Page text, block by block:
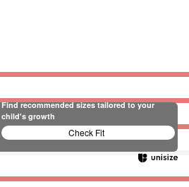
Find recommended sizes tailored to your
child's growth
Check Fit